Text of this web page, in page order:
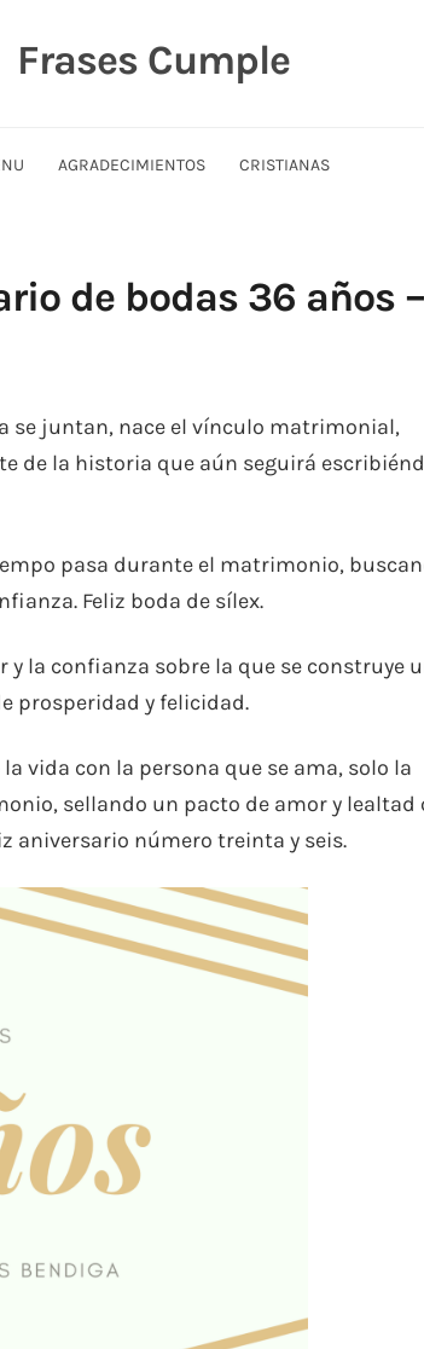
Frases Cumple
AGRADECIMIENTOS CRISTIANAS
de bodas 36 años –
se juntan, nace el vínculo matrimonial,
de la historia que aún seguirá
pasa durante el matrimonio,
Feliz boda de sílex.
y la confianza sobre la que se construye
prosperidad y felicidad.
vida con la persona que se ama, solo la
sellando un pacto de amor y lealtad
aniversario número treinta y seis.